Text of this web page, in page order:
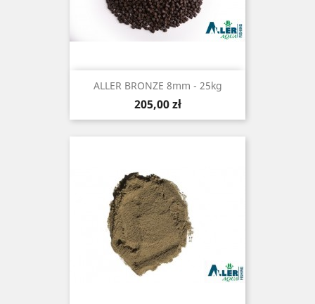
ALLER BRONZE 8mm - 25kg
Cena
205,00 zł